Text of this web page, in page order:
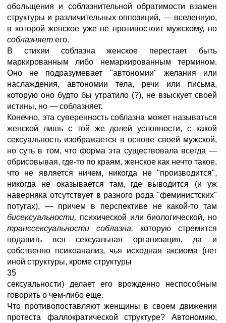
обольщения и соблазнительной обратимости взамен
структуры и различительных оппозиций, — вселенную,
в которой женское уже не противостоит мужскому, но
соблазняет его.
В стихии соблазна женское перестает быть
маркированным либо немаркированным термином.
Оно не подразумевает "автономии" желания или
наслаждения, автономии тела, речи или письма,
которую оно будто бы утратило (?), не взыскует своей
истины, но — соблазняет.
Конечно, эта суверенность соблазна может называться
женской лишь с той же долей условности, с какой
сексуальность изображается в основе своей мужской,
но суть в том, что форма эта существовала всегда —
обрисовывая, где-то по краям, женское как нечто такое,
что не является ничем, никогда не "производится",
никогда не оказывается там, где выводится (и уж
наверняка отсутствует в разного рода "феминистских"
потугах), — причем в перспективе не какой-то там
бисексуальности, психической или биологической, но
транссексуальности соблазна, которую стремится
подавить вся сексуальная организация, да и
собственно психоанализ, чья исходная аксиома (нет
иной структуры, кроме структуры
35
сексуальности) делает его врожденно неспособным
говорить о чем-либо еще.
Что противопоставляют женщины в своем движении
протеста фаллократической структуре? Автономию,